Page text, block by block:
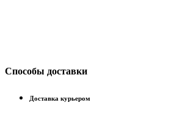
Способы доставки
Доставка курьером